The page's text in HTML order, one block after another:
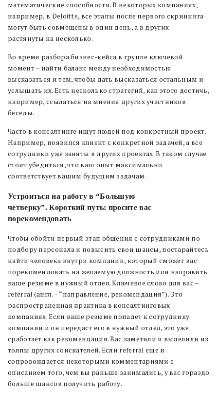
математические способности. В некоторых компаниях,
например, в Deloitte, все этапы после первого скрининга
могут быть совмещены в один день, а в других –
растянуты на несколько.
Во время разбора бизнес-кейса в группе ключевой
момент– найти баланс между необходимостью
высказаться и тем, чтобы дать высказаться остальным и
услышать их. Есть несколько стратегий, как этого достичь,
например, ссылаться на мнения других участников
беседы.
Часто в консалтинге ищут людей под конкретный проект.
Например, появился клиент с конкретной задачей, а все
сотрудники уже заняты в других проектах. В таком случае
стоит убедиться, что ваш опыт максимально
соответствует вашим будущим задачам.
Устроиться на работу в “Большую
четверку”. Короткий путь: просите вас
порекомендовать
Чтобы обойти первый этап общения с сотрудниками по
подбору персонала и повысить свои шансы, постарайтесь
найти человека внутри компании, который сможет вас
порекомендовать на желаемую должность или направить
ваше резюме в нужный отдел. Ключевое слово для вас –
referral (англ. – “направление, рекомендация”). Это
распространенная практика в консалтинговых
компаниях. Если ваше резюме попадет к сотруднику
компании и он передаст его в нужный отдел, это уже
сработает как рекомендация. Вас заметили и выделили из
толпы других соискателей. Если referral еще и
сопровождается некоторыми комментариями с
описанием того, чем вы раньше занимались, у вас гораздо
больше шансов получить работу.